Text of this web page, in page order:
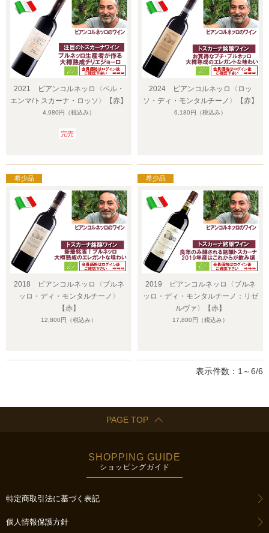
2021 ピアンコルネッロ〈ペル・
エンマ/トスカーナ・ロッソ〉【赤】
4,980円 （税込み）
完売
2024 ピアンコルネッロ〈ロッ
ソ・ディ・モンタルチーノ〉【赤】
6,180円 （税込み）
2018 ピアンコルネッロ〈ブルネ
ッロ・ディ・モンタルチーノ〉
【赤】
12,800円 （税込み）
2019 ピアンコルネッロ〈ブルネ
ッロ・ディ・モンタルチーノ：リゼ
ルヴァ〉【赤】
17,800円 （税込み）
表示件数：1～6/6
PAGE TOP
SHOPPING GUIDE
ショッピングガイド
特定商取引法に基づく表記
個人情報保護方針